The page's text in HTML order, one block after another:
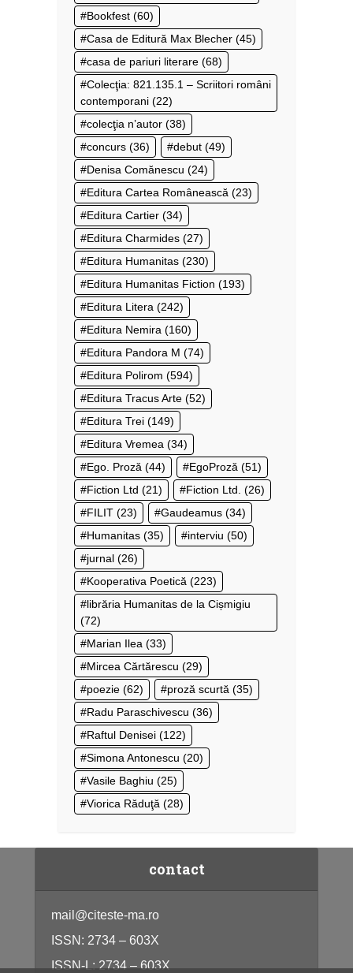
Bookfest (60)
Casa de Editură Max Blecher (45)
casa de pariuri literare (68)
Colecţia: 821.135.1 – Scriitori români
contemporani (22)
colecţia n’autor (38)
concurs (36) debut (49)
Denisa Comănescu (24)
Editura Cartea Românească (23)
Editura Cartier (34)
Editura Charmides (27)
Editura Humanitas (230)
Editura Humanitas Fiction (193)
Editura Litera (242)
Editura Nemira (160)
Editura Pandora M (74)
Editura Polirom (594)
Editura Tracus Arte (52)
Editura Trei (149)
Editura Vremea (34)
Ego. Proză (44) EgoProză (51)
Fiction Ltd (21) Fiction Ltd. (26)
FILIT (23) Gaudeamus (34)
Humanitas (35) interviu (50)
jurnal (26)
Kooperativa Poetică (223)
librăria Humanitas de la Cișmigiu
(72)
Marian Ilea (33)
Mircea Cărtărescu (29)
poezie (62) proză scurtă (35)
Radu Paraschivescu (36)
Raftul Denisei (122)
Simona Antonescu (20)
Vasile Baghiu (25)
Viorica Răduţă (28)
contact
mail@citeste-ma.ro
ISSN: 2734 – 603X
ISSN-L: 2734 – 603X